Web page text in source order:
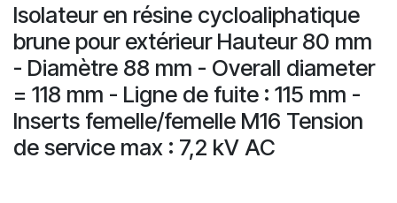
Isolateur en résine cycloaliphatique
brune pour extérieur Hauteur 80 mm
- Diamètre 88 mm - Overall diameter
= 118 mm - Ligne de fuite : 115 mm -
Inserts femelle/femelle M16 Tension
de service max : 7,2 kV AC